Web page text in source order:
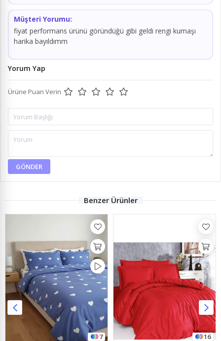
Müşteri Yorumu:
fiyat performans ürünü göründüğü gibi geldi rengi kumaşı
harika bayıldımm
Yorum Yap
Ürüne Puan Verin
GÖNDER
Benzer Ürünler
7 16